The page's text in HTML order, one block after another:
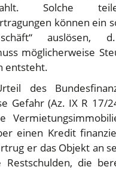
Solche
können ein
möglicherweise
entsteht.
des
Gefahr (Az. IX R 17/
einen Kredit
er das Objekt an
die